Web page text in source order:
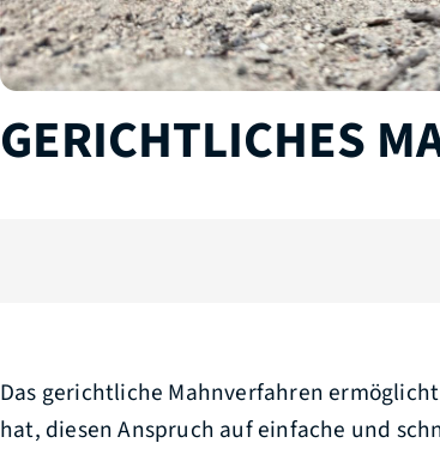
GERICHTLICHES
Das gerichtliche Mahnverfahren
hat, diesen Anspruch auf einfache und